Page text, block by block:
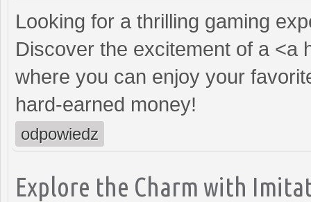
Looking for a thrilling gaming
Discover the excitement of a <a
where you can enjoy your
hard-earned money!
odpowiedz
Explore the Charm with